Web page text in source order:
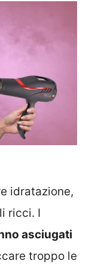
idratazione,
ricci. I
asciugati
troppo le